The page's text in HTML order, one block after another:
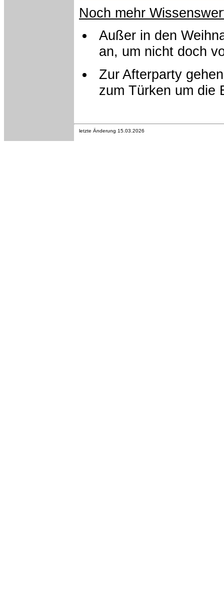
Noch mehr
Außer in den
an, um nicht doch
Zur Afterparty
zum Türken um die
letzte Änderung 15.03.2026